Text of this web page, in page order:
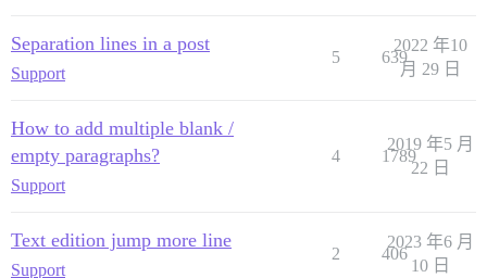
Separation lines in a post
Support
5 639
2022 年10
月 29 日
How to add multiple blank /
empty paragraphs?
Support
4 1789
2019 年5 月
22 日
Text edition jump more line
Support
2 406
2023 年6 月
10 日